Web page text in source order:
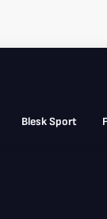
Blesk Sport